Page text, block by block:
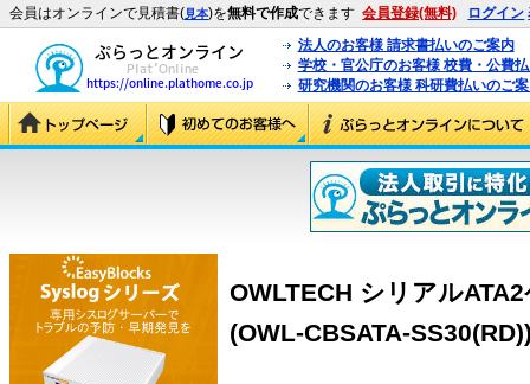
会員はオンラインで見積書(見本)を無料で作成できます 会員登録(無料) ログイン
法人のお客様 請求書払いのご案内
学校・官公庁のお客様 校費・公費
研究機関のお客様 科研費払いのご
OWLTECH シリアル
(OWL-CBSATA-